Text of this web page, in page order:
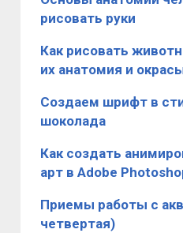
рисовать руки
Как рисовать
их анатомия и
Создаем шрифт в
шоколада
Как создать
арт в Adobe
Приемы работы с
четвертая)